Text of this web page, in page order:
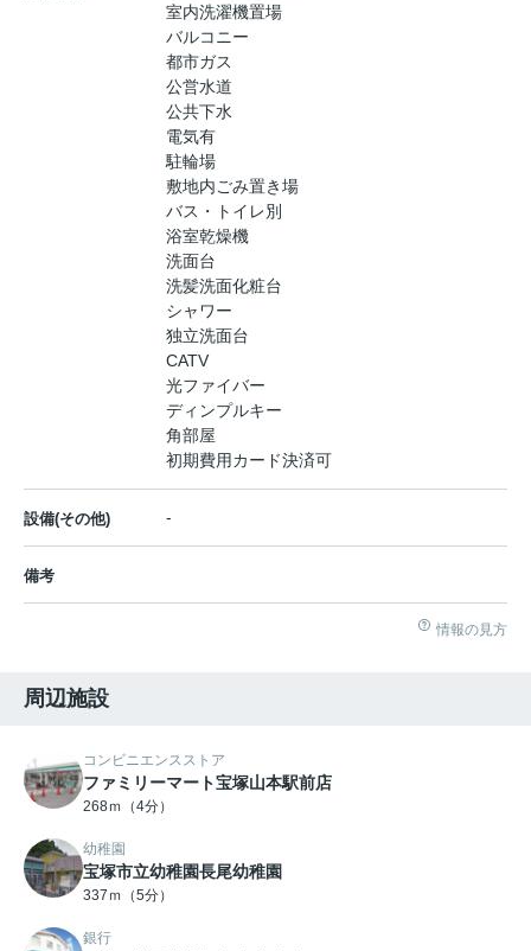
室内洗濯機置場
バルコニー
都市ガス
公営水道
公共下水
電気有
駐輪場
敷地内ごみ置き場
バス・トイレ別
浴室乾燥機
洗面台
洗髪洗面化粧台
シャワー
独立洗面台
CATV
光ファイバー
ディンプルキー
角部屋
初期費用カード決済可
設備(その他) -
備考
情報の見方
周辺施設
コンビニエンスストア
ファミリーマート宝塚山本駅前店
268ｍ（4分）
幼稚園
宝塚市立幼稚園長尾幼稚園
337ｍ（5分）
銀行